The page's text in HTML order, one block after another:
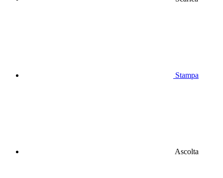
Stampa
Ascolta